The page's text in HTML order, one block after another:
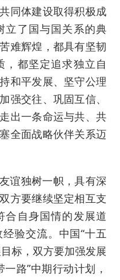
同体建设取得积极成
立了国与国关系的典
难辉煌，都具有坚韧
都坚定追求独立自
和平发展、坚守公理
强交往、巩固互信、
出一条命运与共、共
全面战略伙伴关系迈
谊独树一帜，具有深
方要继续坚定相互支
合自身国情的发展道
验交流。中国“十五
标，双方要加强发展
路”中期行动计划，